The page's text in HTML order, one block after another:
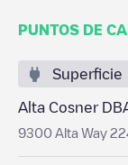
PUNTOS DE
Superficie
Alta Cosner
9300 Alta Way